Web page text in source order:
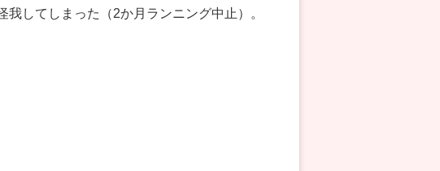
してしまった（2か月ランニング中止）。